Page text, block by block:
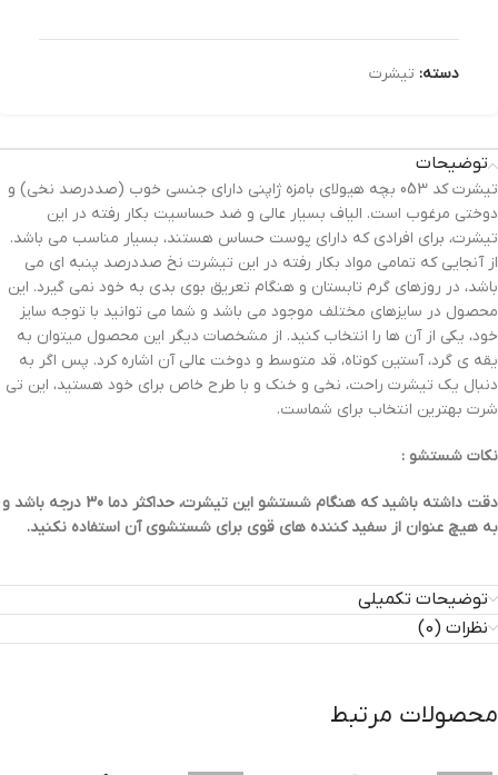
دسته: تیشرت
توضیحات
تیشرت کد 053 بچه هیولای بامزه ژاپنی دارای جنسی خوب (صددرصد نخی) و
دوختی مرغوب است. الیاف بسیار عالی و ضد حساسیت بکار رفته در این
تیشرت، برای افرادی که دارای پوست حساس هستند، بسیار مناسب می باشد.
از آنجایی که تمامی مواد بکار رفته در این تیشرت نخ صددرصد پنبه ای می
باشد، در روزهای گرم تابستان و هنگام تعریق بوی بدی به خود نمی گیرد. این
محصول در سایزهای مختلف موجود می باشد و شما می توانید با توجه سایز
خود، یکی از آن ها را انتخاب کنید. از مشخصات دیگر این محصول میتوان به
یقه ی گرد، آستین کوتاه، قد متوسط و دوخت عالی آن اشاره کرد. پس اگر به
دنبال یک تیشرت راحت، نخی و خنک و با طرح خاص برای خود هستید، این تی
شرت بهترین انتخاب برای شماست.
نکات شستشو :
دقت داشته باشید که هنگام شستشو این تیشرت، حداکثر دما 30 درجه باشد و
به هیچ عنوان از سفید کننده های قوی برای شستشوی آن استفاده نکنید.
توضیحات تکمیلی
نظرات (0)
محصولات مرتبط